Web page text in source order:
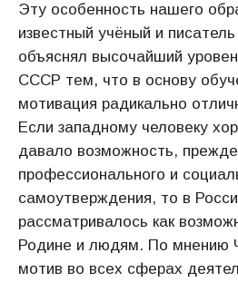
Эту особенность нашего
известный учёный и
объяснял высочайший
СССР тем, что в основу
мотивация радикально
Если западному человеку
давало возможность, прежде
профессионального и
самоутверждения, то в
рассматривалось как
Родине и людям. По мнению
мотив во всех сферах